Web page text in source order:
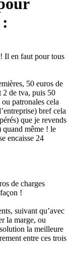
Il en faut pour tous
50 euros de
2 de tva, puis 50
patronales cela
bref cela
que je revends
quand même ! le
encaisse 24
de charges
!
suivant qu’avec
la marge, ou
la meilleure
entre ces trois